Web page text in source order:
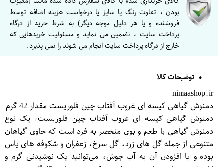
بودن ، تفاوت رنگ یا سایز یا درخواست هزینه اضافه توسط
فروشنده و یا هر دلیل موجه دیگر) به شرط خرید از درگاه
پرداخت سایت ، تضمین می نماید و مسئولیت خریدهایی که
خارج از درگاه پرداخت سایت انجام می شوند را نمی پذیرد.
توضیحات کالا
nimaashop.ir
دمنوش گیاهی کیسه ای غروب آفتاب چین فلوریست مقدار 42 گرم
دمنوش گیاهی کیسه ای غروب آفتاب چین فلوریست، یک نوع
دمنوش گیاهی با طعم و بوی منحصر به فرد است که حاوی گیاهان
متنوعی از جمله گل های زرد، گل سرخ، زعفران و شکوفه های یاس
بوده و با افزودن آن به آب جوش، می‌توانید یک نوشیدنی گرم و